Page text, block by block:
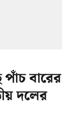
বারের
দলের